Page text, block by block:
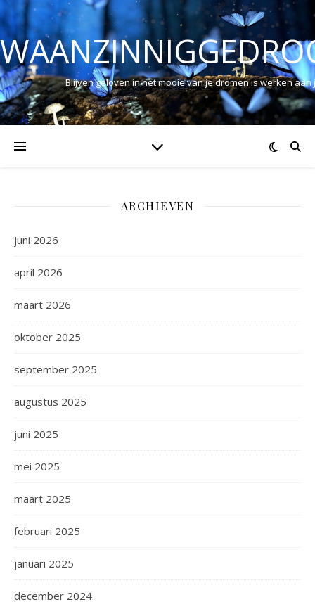
Blijven geloven in het mooie van je dromen is werken aan
ARCHIEVEN
juni 2026
april 2026
maart 2026
oktober 2025
september 2025
augustus 2025
juni 2025
mei 2025
maart 2025
februari 2025
januari 2025
december 2024